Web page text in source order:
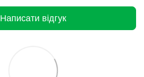
Написати відгук